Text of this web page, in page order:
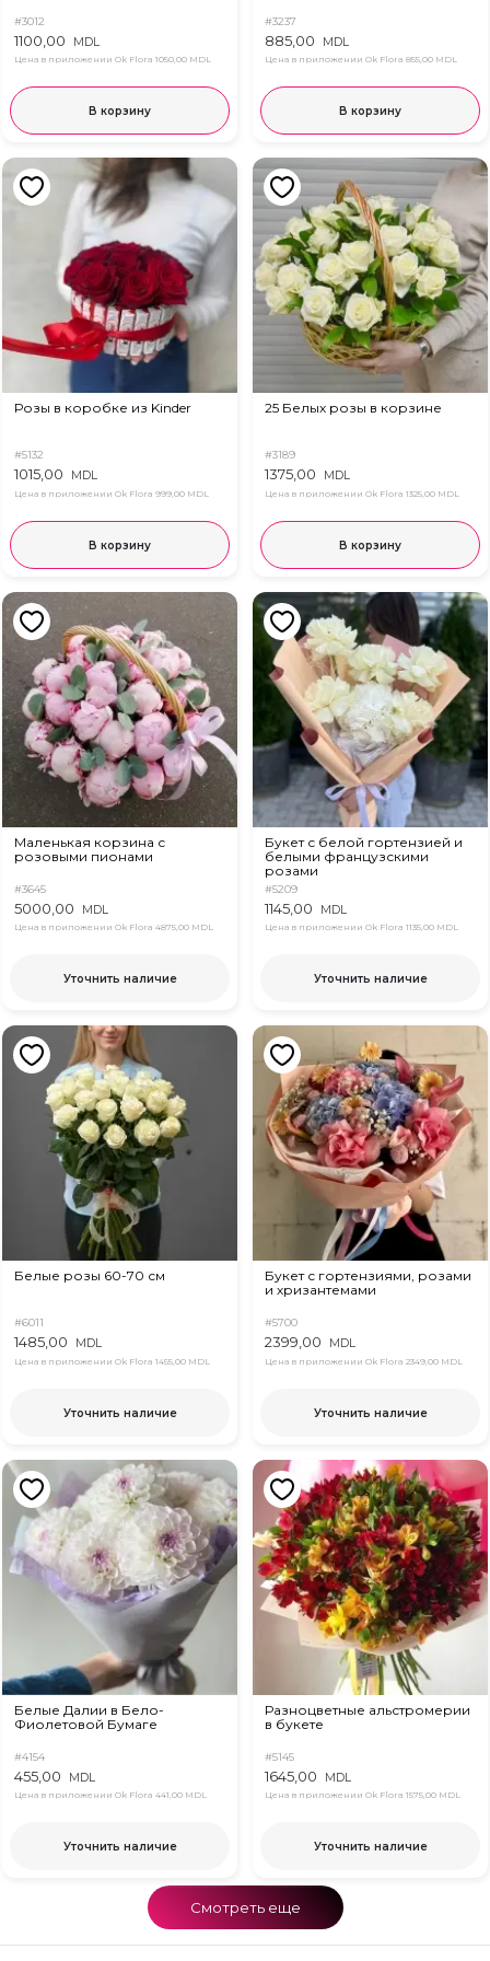
#3012
1100,00 MDL
Цена в приложении Ok Flora 1050,00 MDL
В корзину
#3237
885,00 MDL
Цена в приложении Ok Flora 855,00 MDL
В корзину
Розы в коробке из Kinder
#5132
1015,00 MDL
Цена в приложении Ok Flora 999,00 MDL
В корзину
25 Белых розы в корзине
#3189
1375,00 MDL
Цена в приложении Ok Flora 1325,00 MDL
В корзину
Маленькая корзина с
розовыми пионами
#3645
5000,00 MDL
Цена в приложении Ok Flora 4875,00 MDL
Уточнить наличие
Букет с белой гортензией и
белыми французскими
розами
#5209
1145,00 MDL
Цена в приложении Ok Flora 1135,00 MDL
Уточнить наличие
Белые розы 60-70 см
#6011
1485,00 MDL
Цена в приложении Ok Flora 1455,00 MDL
Уточнить наличие
Букет с гортензиями, розами
и хризантемами
#5700
2399,00 MDL
Цена в приложении Ok Flora 2349,00 MDL
Уточнить наличие
Белые Далии в Бело-
Фиолетовой Бумаге
#4154
455,00 MDL
Цена в приложении Ok Flora 441,00 MDL
Уточнить наличие
Разноцветные альстромерии
в букете
#5145
1645,00 MDL
Цена в приложении Ok Flora 1575,00 MDL
Уточнить наличие
Смотреть еще